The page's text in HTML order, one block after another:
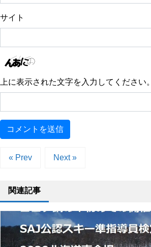
サイト
上に表示された文字を入力してください。
« Prev Next »
関連記事